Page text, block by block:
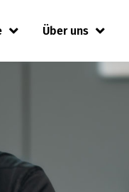
Über uns